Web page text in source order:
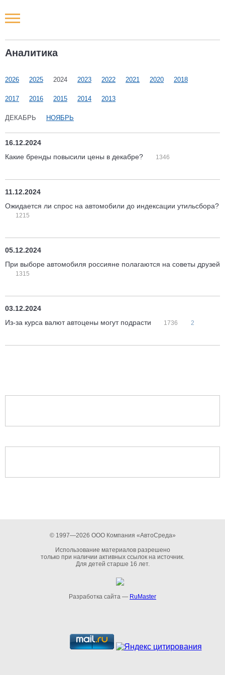
Аналитика
2026 2025 2024 2023 2022 2021 2020 2018
2017 2016 2015 2014 2013
ДЕКАБРЬ НОЯБРЬ
16.12.2024
Какие бренды повысили цены в декабре?
1346
11.12.2024
Ожидается ли спрос на автомобили до индексации утильсбора?
1215
05.12.2024
При выборе автомобиля россияне полагаются на советы друзей
1315
03.12.2024
Из-за курса валют автоцены могут подрасти
1736 2
© 1997—2026 ООО Компания «АвтоСреда»
Использование материалов разрешено
только при наличии активных ссылок на источник.
Для детей старше 16 лет.
Разработка сайта — RuMaster
Новости РФ
Наши мероприятия
Статьи